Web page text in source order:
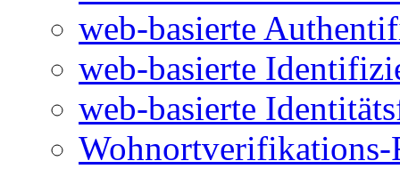
web-basierte
web-basierte
web-basierte